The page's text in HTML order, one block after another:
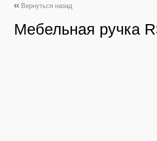
Вернуться назад
Мебельная ручка